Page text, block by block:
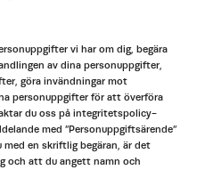
vi har om dig, begära
av dina personuppgifter,
göra invändningar mot
personuppgifter för att överföra
du oss på integritetspolicy-
med ”Personuppgiftsärende”
en skriftlig begäran, är det
och att du angett namn och